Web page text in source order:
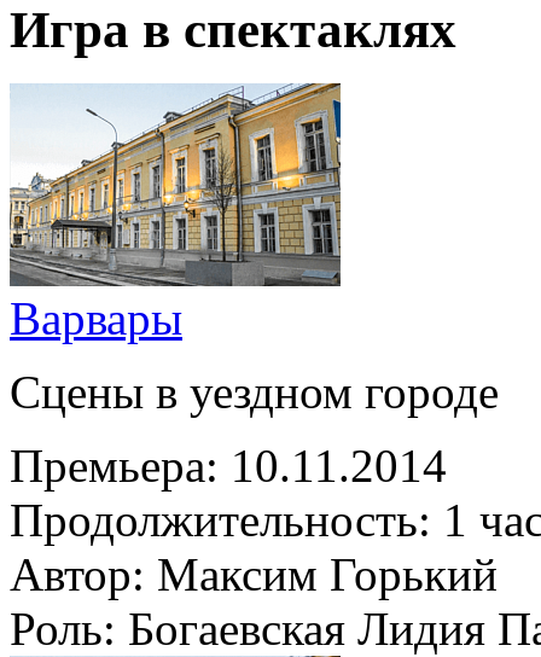
Игра в спектаклях
Варвары
Сцены в уездном городе
Премьера: 10.11.2014
Продолжительность: 1
Автор: Максим Горький
Роль: Богаевская Лидия